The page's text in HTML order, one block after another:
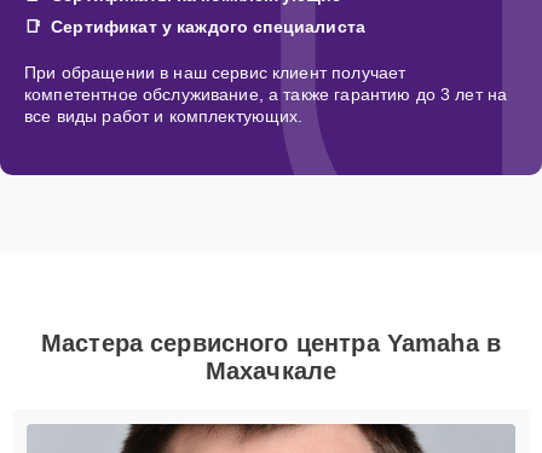
Сертификат у каждого специалиста
При обращении в наш сервис клиент получает
компетентное обслуживание, а также гарантию до 3 лет на
все виды работ и комплектующих.
Мастера сервисного центра Yamaha в
Махачкале